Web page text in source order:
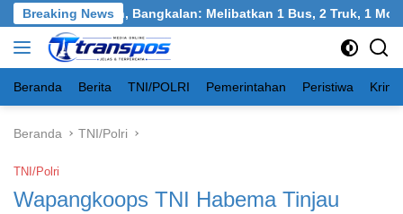
Langsung
ke
konten
Breaking News
Burneh, Bangkalan: Melibatkan 1 Bus, 2 Truk, 1 Mobil, 1
Beranda Berita TNI/POLRI Pemerintahan Peristiwa
Beranda TNI/Polri
TNI/Polri
Wapangkoops TNI Habema Tinjau